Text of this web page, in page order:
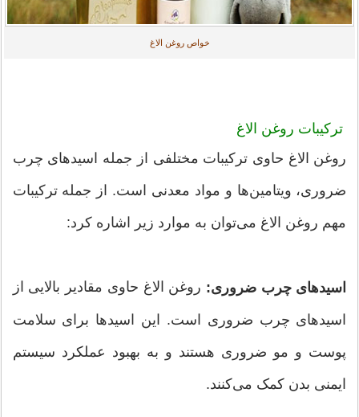
خواص روغن الاغ
ترکیبات روغن الاغ
روغن الاغ حاوی ترکیبات مختلفی از جمله اسیدهای چرب
ضروری، ویتامین‌ها و مواد معدنی است. از جمله ترکیبات
مهم روغن الاغ می‌توان به موارد زیر اشاره کرد:
اسیدهای چرب ضروری: روغن الاغ حاوی مقادیر بالایی از
اسیدهای چرب ضروری است. این اسیدها برای سلامت
پوست و مو ضروری هستند و به بهبود عملکرد سیستم
ایمنی بدن کمک می‌کنند.